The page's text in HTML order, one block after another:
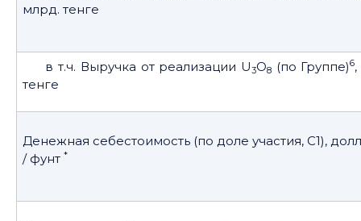
млрд. тенге
в т.ч. Выручка от реализации U3O8(по Группе)6
тенге
Денежная себестоимость (по доле участия, C1),
/ фунт *